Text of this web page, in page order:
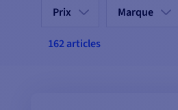
Prix Marque
162 articles